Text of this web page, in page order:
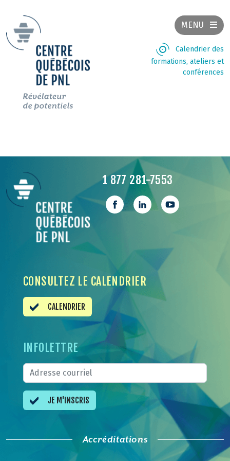
MENU
Calendrier des
formations, ateliers et
conférences
1 877 281-7553
CONSULTEZ LE CALENDRIER
CALENDRIER
INFOLETTRE
JE M'INSCRIS
Accréditations